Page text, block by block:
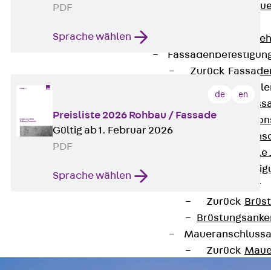
Zurück
Winkelkonsole
Brüstungsanker
Zurück
Zurück
PDF
Sprache wählen
de en
Preisliste 2026 Rohbau / Fassade
Gültig ab 1. Februar 2026
PDF
Sprache wählen